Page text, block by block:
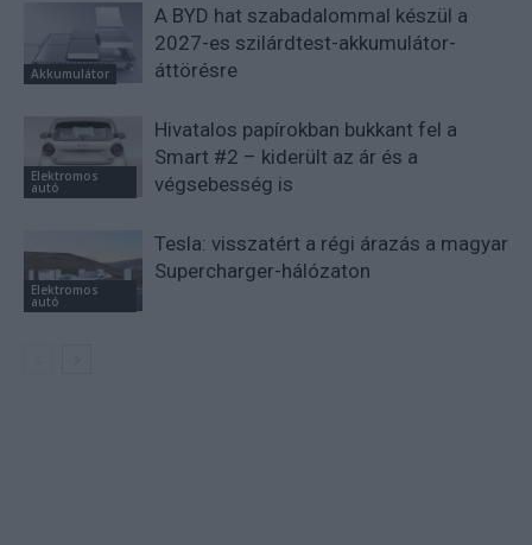
Akkumulátor
A BYD hat szabadalommal készül a
2027-es szilárdtest-akkumulátor-
áttörésre
Elektromos
autó
Hivatalos papírokban bukkant fel a
Smart #2 – kiderült az ár és a
végsebesség is
Elektromos
autó
Tesla: visszatért a régi árazás a magyar
Supercharger-hálózaton